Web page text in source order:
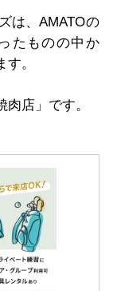
は、AMATOの
たものの中か
。
店」です。